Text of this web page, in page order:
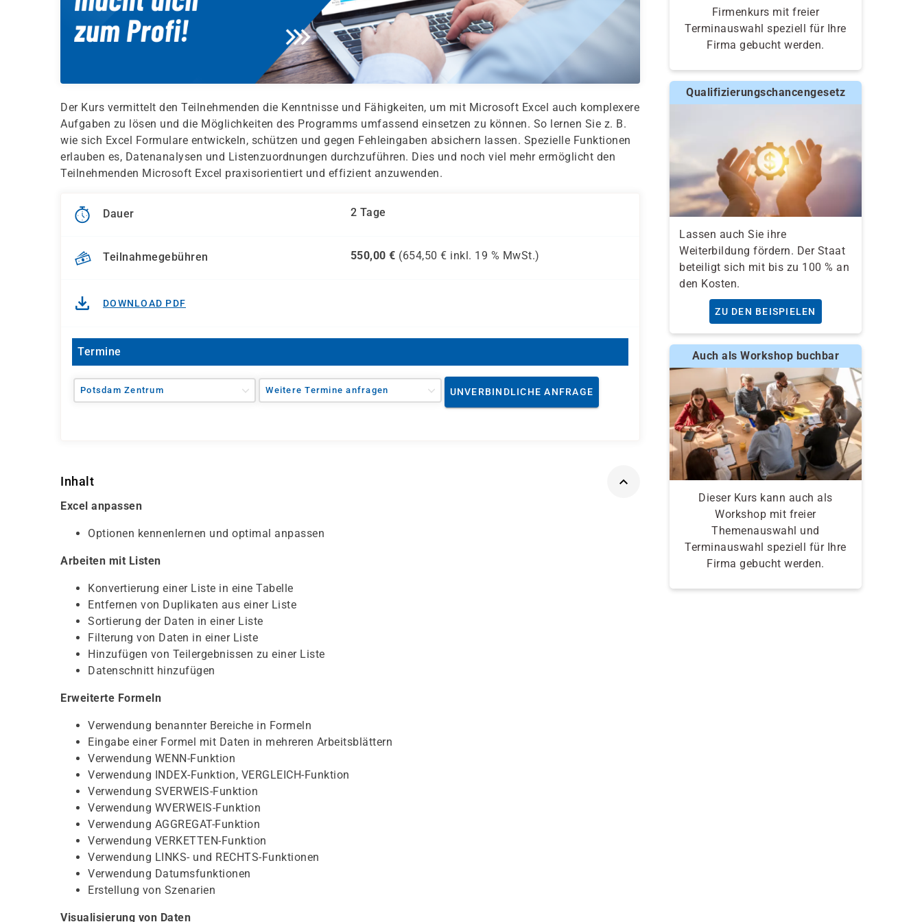
Der Kurs vermittelt den Teilnehmenden die Kenntnisse und Fähigkeiten, um mit Microsoft Excel auch komplexere
Aufgaben zu lösen und die Möglichkeiten des Programms umfassend einsetzen zu können. So lernen Sie z. B.
wie sich Excel Formulare entwickeln, schützen und gegen Fehleingaben absichern lassen. Spezielle Funktionen
erlauben es, Datenanalysen und Listenzuordnungen durchzuführen. Dies und noch viel mehr ermöglicht den
Teilnehmenden Microsoft Excel praxisorientiert und effizient anzuwenden.
Dauer 2 Tage
Teilnahmegebühren 550,00 € (654,50 € inkl. 19 % MwSt.)
DOWNLOAD PDF
Termine
Potsdam Zentrum Weitere Termine anfragen UNVERBINDLICHE ANFRAGE
Inhalt
Excel anpassen
Optionen kennenlernen und optimal anpassen
Arbeiten mit Listen
Konvertierung einer Liste in eine Tabelle
Entfernen von Duplikaten aus einer Liste
Sortierung der Daten in einer Liste
Filterung von Daten in einer Liste
Hinzufügen von Teilergebnissen zu einer Liste
Datenschnitt hinzufügen
Erweiterte Formeln
Verwendung benannter Bereiche in Formeln
Eingabe einer Formel mit Daten in mehreren Arbeitsblättern
Verwendung WENN-Funktion
Verwendung INDEX-Funktion, VERGLEICH-Funktion
Verwendung SVERWEIS-Funktion
Verwendung WVERWEIS-Funktion
Verwendung AGGREGAT-Funktion
Verwendung VERKETTEN-Funktion
Verwendung LINKS- und RECHTS-Funktionen
Verwendung Datumsfunktionen
Erstellung von Szenarien
Visualisierung von Daten
Firmenkurs mit freier
Terminauswahl speziell für Ihre
Firma gebucht werden.
Qualifizierungschancengesetz
Lassen auch Sie ihre
Weiterbildung fördern. Der Staat
beteiligt sich mit bis zu 100 % an
den Kosten.
ZU DEN BEISPIELEN
Auch als Workshop buchbar
Dieser Kurs kann auch als
Workshop mit freier
Themenauswahl und
Terminauswahl speziell für Ihre
Firma gebucht werden.